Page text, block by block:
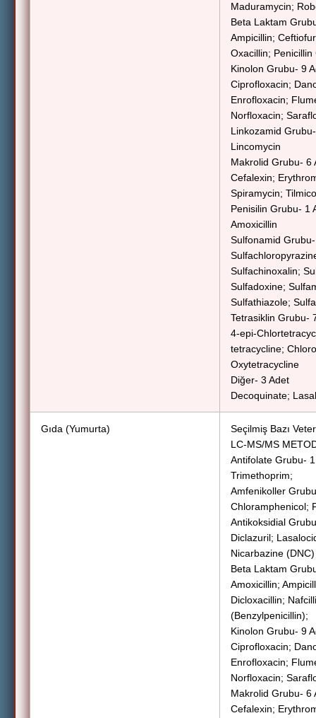
Maduramycin;
Beta Laktam
Ampicillin;
Oxacillin;
Kinolon Grubu- 9
Ciprofloxacin;
Enrofloxacin;
Norfloxacin;
Linkozamid
Lincomycin
Makrolid Grubu- 6
Cefalexin;
Spiramycin;
Penisilin Grubu- 1
Amoxicillin
Sulfonamid
Sulfachinoxalin;
Sulfadoxine;
Sulfathiazole;
Tetrasiklin Grubu-
4-epi-
tetracycline;
Oxytetracycline
Diğer- 3 Adet
Decoquinate;
Gıda (Yumurta)
Seçilmiş Bazı
LC-MS/MS
Antifolate Grubu-
Trimethoprim;
Amfenikoller
Chloramphenicol;
Antikoksidial
Diclazuril;
Nicarbazine (DNC)
Beta Laktam
Amoxicillin;
Dicloxacillin;
(Benzylpenicillin);
Kinolon Grubu- 9
Ciprofloxacin;
Enrofloxacin;
Norfloxacin;
Makrolid Grubu- 6
Cefalexin;